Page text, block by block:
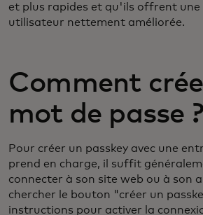
et plus rapides et qu'ils offrent une
utilisateur nettement améliorée.
Comment
mot de passe ?
Pour créer un passkey avec une
prend en charge, il suffit
connecter à son site web ou à son
chercher le bouton "créer un
instructions pour activer la